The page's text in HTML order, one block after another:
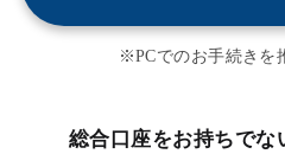
※PCでのお手続きを
総合口座をお持ちでな